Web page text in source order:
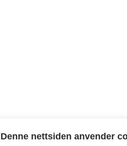
Denne nettsiden anvender